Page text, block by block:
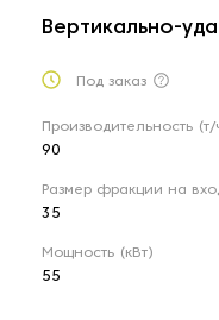
Вертикально-
Под заказ
Производительность (т/
90
Размер фракции на
35
Мощность (кВт)
55